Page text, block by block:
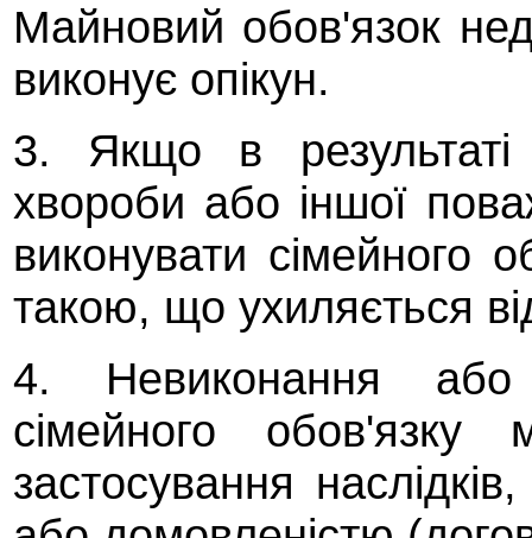
Майновий обов'язок
виконує опікун.
3. Якщо в результаті
хвороби або іншої
виконувати сімейного
такою, що ухиляється
4. Невиконання або
сімейного
застосування